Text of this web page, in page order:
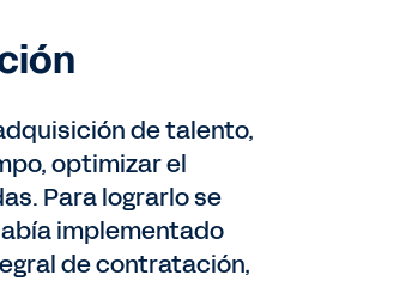
de talento,
optimizar el
Para lograrlo se
implementado
de contratación,